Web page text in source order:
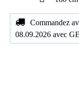
Commandez
08.09.2026 avec